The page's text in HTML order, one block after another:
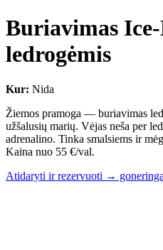
Buriavimas
ledrogėmis
Kur: Nida
Žiemos pramoga — buriavimas
užšalusių marių. Vėjas neša per
adrenalino. Tinka smalsiems ir
Kaina nuo 55 €/val.
Atidaryti ir rezervuoti →